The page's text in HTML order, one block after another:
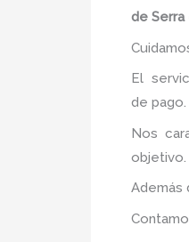
de Serra
El
de pago.
Nos
objetivo.
Además